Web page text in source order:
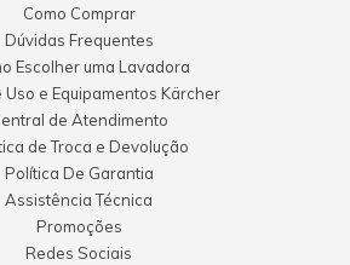
realmente limpa e não dá
FABRICIO
DE MESMA MARA ALGUNS
DE CARRO E ETC; TENHO O
QUALIDADES.
Como Comprar
Dúvidas Frequentes
Escolher uma Lavadora
Uso e Equipamentos Kärcher
de Atendimento
de Troca e Devolução
Política De Garantia
Assistência Técnica
Promoções
Redes Sociais